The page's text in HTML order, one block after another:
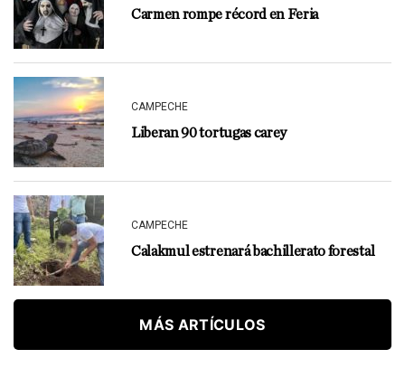
Carmen rompe récord en Feria
CAMPECHE
Liberan 90 tortugas carey
CAMPECHE
Calakmul estrenará bachillerato forestal
MÁS ARTÍCULOS